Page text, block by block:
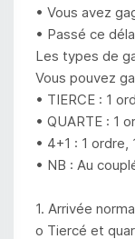
• Vous avez
• Passé ce
Les types de
Vous pouvez
• TIERCE : 1
• QUARTE : 1
• 4+1 : 1 ordre,
• NB : Au
1. Arrivée
o Tiercé et